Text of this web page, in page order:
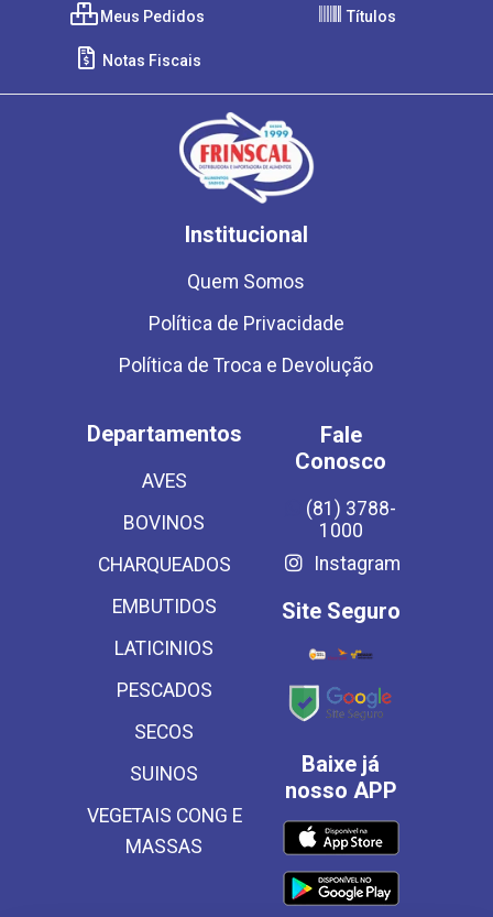
Meus Pedidos Títulos
Notas Fiscais
Institucional
Quem Somos
Política de Privacidade
Política de Troca e Devolução
Departamentos
AVES
BOVINOS
CHARQUEADOS
EMBUTIDOS
LATICINIOS
PESCADOS
SECOS
SUINOS
VEGETAIS CONG E
MASSAS
Fale
Conosco
(81) 3788-
1000
Instagram
Site Seguro
Baixe já
nosso APP